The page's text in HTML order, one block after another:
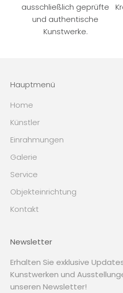
ausschließlich geprüfte
und authentische
Kunstwerke.
Hauptmenü
Home
Künstler
Einrahmungen
Galerie
Service
Objekteinrichtung
Kontakt
Newsletter
Erhalten Sie exklusive
Kunstwerken und
unseren Newsletter!